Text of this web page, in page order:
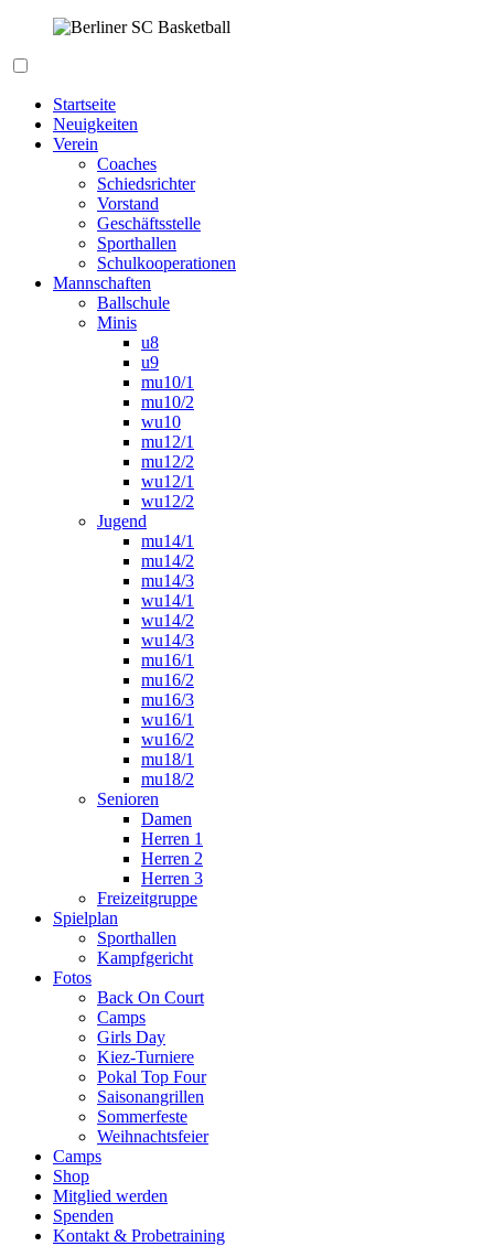
springen
Startseite
Neuigkeiten
Verein
Coaches
Schiedsrichter
Vorstand
Geschäftsstelle
Sporthallen
Schulkooperationen
Mannschaften
Ballschule
Minis
u8
u9
mu10/1
mu10/2
wu10
mu12/1
mu12/2
wu12/1
wu12/2
Jugend
mu14/1
mu14/2
mu14/3
wu14/1
wu14/2
wu14/3
mu16/1
mu16/2
mu16/3
wu16/1
wu16/2
mu18/1
mu18/2
Senioren
Damen
Herren 1
Herren 2
Herren 3
Freizeitgruppe
Spielplan
Sporthallen
Kampfgericht
Fotos
Back On Court
Camps
Girls Day
Kiez-Turniere
Pokal Top Four
Saisonangrillen
Sommerfeste
Weihnachtsfeier
Camps
Shop
Mitglied werden
Spenden
Kontakt & Probetraining